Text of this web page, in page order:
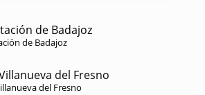
de Badajoz
de Badajoz
del Fresno
del Fresno